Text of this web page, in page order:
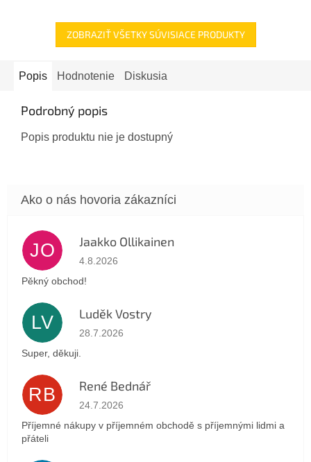
ZOBRAZIŤ VŠETKY SÚVISIACE PRODUKTY
Popis Hodnotenie Diskusia
Podrobný popis
Popis produktu nie je dostupný
JO Jaakko Ollikainen
Hodnotenie obchodu je 5 z 5 hviezdičiek.
4.8.2026
Pěkný obchod!
LV Luděk Vostry
Hodnotenie obchodu je 5 z 5 hviezdičiek.
28.7.2026
Super, děkuji.
RB René Bednář
Hodnotenie obchodu je 5 z 5 hviezdičiek.
24.7.2026
Příjemné nákupy v příjemném obchodě s příjemnými lidmi a
přáteli